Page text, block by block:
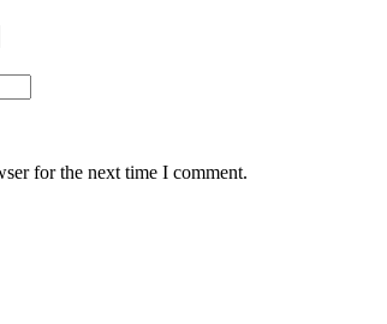
for the next time I comment.